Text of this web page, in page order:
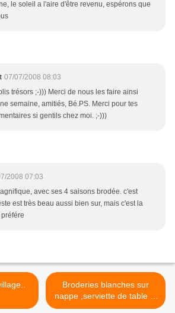
le soleil a l'aire d'être revenu, espérons que
07/07/2008 08:03
trésors ;-))) Merci de nous les faire ainsi
semaine, amitiés, Bé.PS. Merci pour tes
si gentils chez moi. ;-)))
2008 07:03
avec ses 4 saisons brodée. c'est
est très beau aussi bien sur, mais c'est la
Broderies blanches sur
nappe ,serviette de table et
drap >